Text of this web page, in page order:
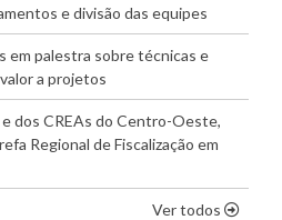
e divisão das equipes
em palestra sobre técnicas e
a projetos
dos CREAs do Centro-Oeste,
Regional de Fiscalização em
Ver todos os